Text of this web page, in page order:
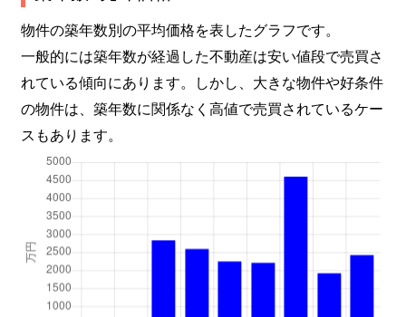
物件の築年数別の平均価格を表したグラフです。
一般的には築年数が経過した不動産は安い値段で売買さ
れている傾向にあります。しかし、大きな物件や好条件
の物件は、築年数に関係なく高値で売買されているケー
スもあります。